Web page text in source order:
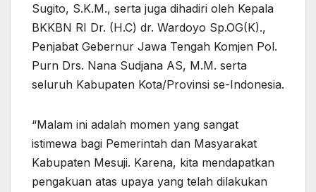
Sugito, S.K.M., serta juga dihadiri oleh Kepala
BKKBN RI Dr. (H.C) dr. Wardoyo Sp.OG(K).,
Penjabat Gebernur Jawa Tengah Komjen Pol.
Purn Drs. Nana Sudjana AS, M.M. serta
seluruh Kabupaten Kota/Provinsi se-Indonesia.
“Malam ini adalah momen yang sangat
istimewa bagi Pemerintah dan Masyarakat
Kabupaten Mesuji. Karena, kita mendapatkan
pengakuan atas upaya yang telah dilakukan